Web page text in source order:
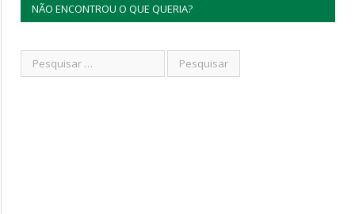
NÃO ENCONTROU O QUE QUERIA?